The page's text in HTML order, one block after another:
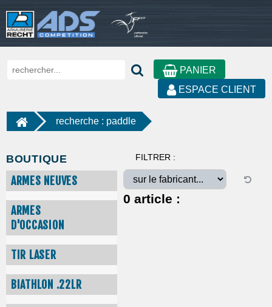
PANIER
ESPACE CLIENT
recherche : paddle
BOUTIQUE
ARMES NEUVES
ARMES
D'OCCASION
TIR LASER
BIATHLON .22LR
FILTRER :
0 article :